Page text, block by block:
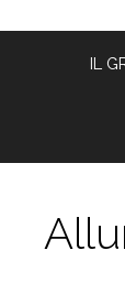
IL